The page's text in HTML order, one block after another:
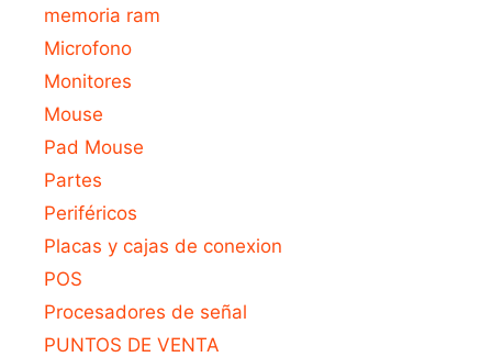
memoria ram
Microfono
Monitores
Mouse
Pad Mouse
Partes
Periféricos
Placas y cajas de conexion
POS
Procesadores de señal
PUNTOS DE VENTA